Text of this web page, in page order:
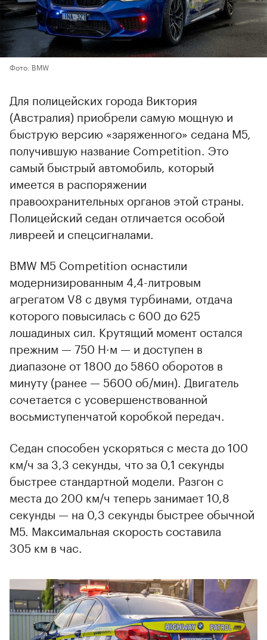
Фото: BMW
Для полицейских города Виктория
(Австралия) приобрели самую мощную и
быструю версию «заряженного» седана M5,
получившую название Competition. Это
самый быстрый автомобиль, который
имеется в распоряжении
правоохранительных органов этой страны.
Полицейский седан отличается особой
ливреей и спецсигналами.
BMW M5 Competition оснастили
модернизированным 4,4-литровым
агрегатом V8 с двумя турбинами, отдача
которого повысилась с 600 до 625
лошадиных сил. Крутящий момент остался
прежним — 750 Н·м — и доступен в
диапазоне от 1800 до 5860 оборотов в
минуту (ранее — 5600 об/мин). Двигатель
сочетается с усовершенствованной
восьмиступенчатой коробкой передач.
Седан способен ускоряться с места до 100
км/ч за 3,3 секунды, что за 0,1 секунды
быстрее стандартной модели. Разгон с
места до 200 км/ч теперь занимает 10,8
секунды — на 0,3 секунды быстрее обычной
M5. Максимальная скорость составила
305 км в час.